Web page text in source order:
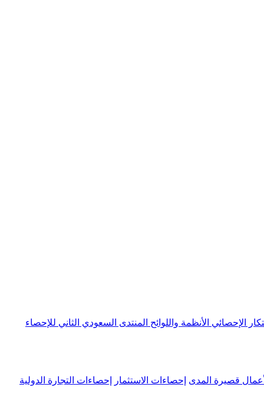
الإحصائي الأنظمة واللوائح المنتدى السعودي الثاني للإحصاء
قصيرة المدى إحصاءات الاستثمار إحصاءات التجارة الدولية